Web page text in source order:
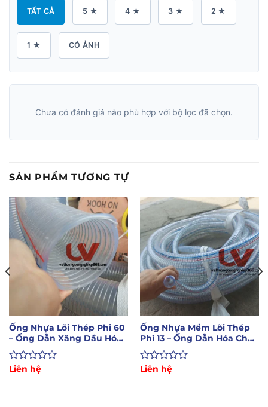
TẤT CẢ 5 ★ 4 ★ 3 ★ 2 ★
1 ★ CÓ ẢNH
Chưa có đánh giá nào phù hợp với bộ lọc đã chọn.
SẢN PHẨM TƯƠNG TỰ
Ống Nhựa Lõi Thép Phi 60
– Ống Dẫn Xăng Dầu Hóa
Chất Lỏng
Được
Liên hệ
Ống Nhựa Mềm Lõi Thép
Phi 13 – Ống Dẫn Hóa Chất
Xăng Dầu
Được
Liên hệ